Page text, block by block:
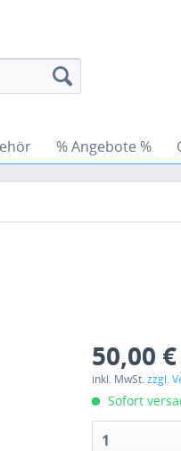
% Angebote %
50,00
inkl. MwSt.zzgl.
Sofort
1